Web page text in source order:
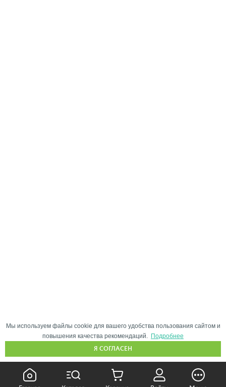
КАК ПОКУПАТЬ:
Мы используем файлы cookie для вашего удобства пользования сайтом и
повышения качества рекомендаций.
Подробнее
Я СОГЛАСЕН